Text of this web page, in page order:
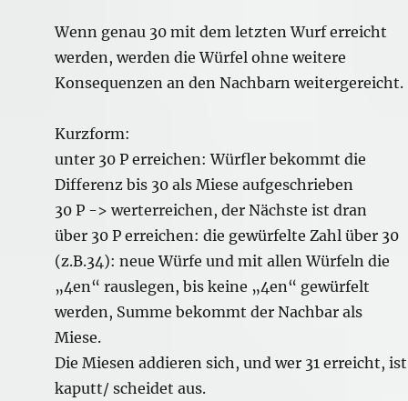
Wenn genau 30 mit dem letzten Wurf erreicht
werden, werden die Würfel ohne weitere
Konsequenzen an den Nachbarn weitergereicht.
Kurzform:
unter 30 P erreichen: Würfler bekommt die
Differenz bis 30 als Miese aufgeschrieben
30 P -> werterreichen, der Nächste ist dran
über 30 P erreichen: die gewürfelte Zahl über 30
(z.B.34): neue Würfe und mit allen Würfeln die
„4en“ rauslegen, bis keine „4en“ gewürfelt
werden, Summe bekommt der Nachbar als
Miese.
Die Miesen addieren sich, und wer 31 erreicht, ist
kaputt/ scheidet aus.